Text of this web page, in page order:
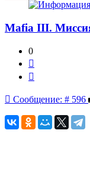
Mafia III.
0
Сообщение: # 596